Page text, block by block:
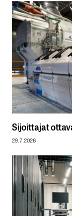
Sijoittajat
29.7.2026